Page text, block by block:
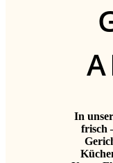
In
frisch